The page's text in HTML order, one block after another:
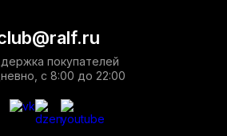
покупателей
с 8:00 до 22:00